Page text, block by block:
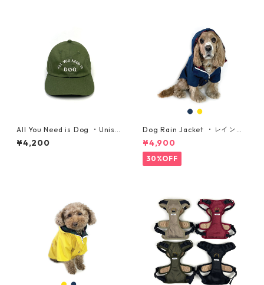
All You Need is Dog ・Unise
x Cap・オリーブグリーン
¥4,200
Dog Rain Jacket ・レインジ
ャケット・中型犬用 ・サイズ
L, XL
¥4,900
30%OFF